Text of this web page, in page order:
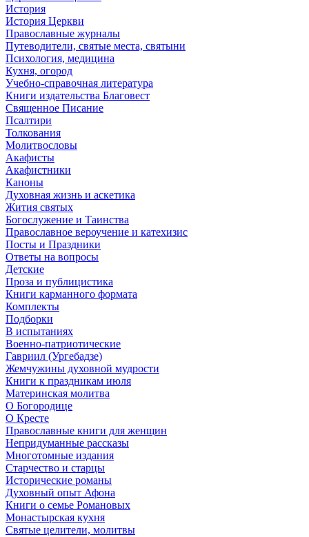
История
История Церкви
Православные журналы
Путеводители, святые места, святыни
Психология, медицина
Кухня, огород
Учебно-справочная литература
Книги издательства Благовест
Священное Писание
Псалтири
Толкования
Молитвословы
Акафисты
Акафистники
Каноны
Духовная жизнь и аскетика
Жития святых
Богослужение и Таинства
Православное вероучение и катехизис
Посты и Праздники
Ответы на вопросы
Детские
Проза и публицистика
Книги карманного формата
Комплекты
Подборки
В испытаниях
Военно-патриотические
Гавриил (Ургебадзе)
Жемчужины духовной мудрости
Книги к праздникам июля
Материнская молитва
О Богородице
О Кресте
Православные книги для женщин
Непридуманные рассказы
Многотомные издания
Старчество и старцы
Исторические романы
Духовный опыт Афона
Книги о семье Романовых
Монастырская кухня
Святые целители, молитвы